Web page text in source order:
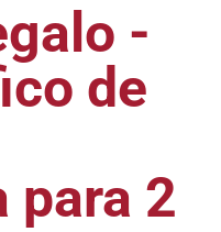
-
de
para 2